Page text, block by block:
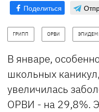
Поделиться
ГРИПП ОРВИ
В январе,
школьных
увеличилась
ОРВИ - на 29,8%.